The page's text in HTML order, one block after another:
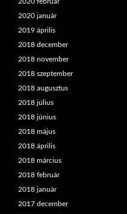
2020 január
2019 április
2018 december
2018 november
2018 szeptember
2018 augusztus
2018 július
2018 június
2018 május
2018 április
2018 március
2018 február
2018 január
2017 december